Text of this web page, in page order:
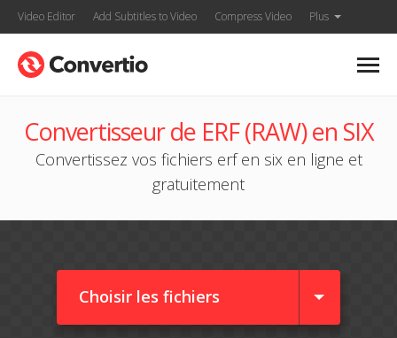
Video Editor Add Subtitles to Video Compress Video Plus
Convertisseur de ERF (RAW) en SIX
Convertissez vos fichiers erf en six en ligne et
gratuitement
Choisir les fichiers